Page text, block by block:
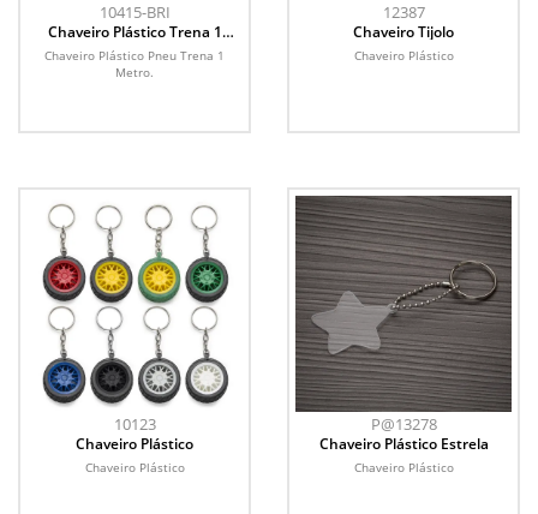
10415-BRI
Chaveiro Plástico Trena 1
Metro
Chaveiro Plástico Pneu Trena 1
Metro.
12387
Chaveiro Tijolo
Chaveiro Plástico
10123
Chaveiro Plástico
Chaveiro Plástico
P@13278
Chaveiro Plástico Estrela
Chaveiro Plástico